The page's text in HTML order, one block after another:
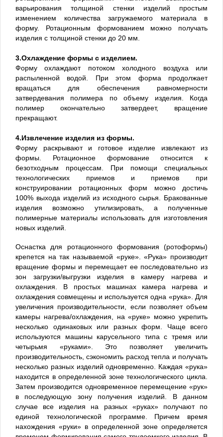
варьирования толщиной стенки изделий простым
изменением количества загружаемого материала в
форму. Ротационным формованием можно получать
изделия с толщиной стенки до 20 мм.
3.Охлаждение формы с изделием.
Форму охлаждают потоком холодного воздуха или
распыленной водой. При этом форма продолжает
вращаться для обеспечения равномерности
затвердевания полимера по объему изделия. Когда
полимер окончательно затвердеет, вращение
прекращают.
4.Извлечение изделия из формы.
Форму раскрывают и готовое изделие извлекают из
формы. Ротационное формование относится к
безотходным процессам. При помощи специальных
технологических приемов и приемов при
конструировании ротационных форм можно достичь
100% выхода изделий из исходного сырья. Бракованные
изделия возможно утилизировать, а полученные
полимерные материалы использовать для изготовления
новых изделий.
Оснастка для ротационного формования (ротоформы)
крепется на так называемой «руке». «Рука» производит
вращение формы и перемещает ее последовательно из
зон загрузки/выгрузки изделия в камеру нагрева и
охлаждения. В простых машинах камера нагрева и
охлаждения совмещены и используется одна «рука». Для
увеличения производительности, если позволяет объем
камеры нагрева/охлаждения, на «руке» можно укрепить
несколько одинаковых или разных форм. Чаще всего
используются машины карусельного типа с тремя или
четырьмя «руками». Это позволяет увеличить
производительность, сэкономить расход тепла и получать
несколько разных изделий одновременно. Каждая «рука»
находится в определенной зоне технологического цикла.
Затем производится одновременное перемещение «рук»
в последующую зону получения изделий. В данном
случае все изделия на разных «руках» получают по
единой технологической программе. Причем время
нахождения «руки» в определенной зоне определяется